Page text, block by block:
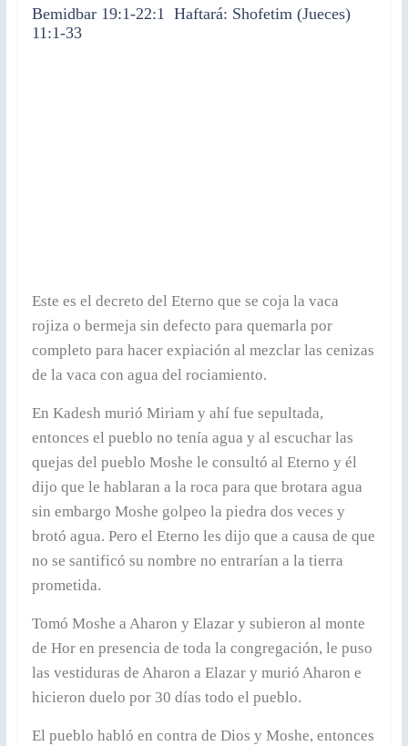
Bemidbar 19:1-22:1 Haftará: Shofetim (Jueces)
11:1-33
Este es el decreto del Eterno que se coja la vaca
rojiza o bermeja sin defecto para quemarla por
completo para hacer expiación al mezclar las cenizas
de la vaca con agua del rociamiento.
En Kadesh murió Miriam y ahí fue sepultada,
entonces el pueblo no tenía agua y al escuchar las
quejas del pueblo Moshe le consultó al Eterno y él
dijo que le hablaran a la roca para que brotara agua
sin embargo Moshe golpeo la piedra dos veces y
brotó agua. Pero el Eterno les dijo que a causa de que
no se santificó su nombre no entrarían a la tierra
prometida.
Tomó Moshe a Aharon y Elazar y subieron al monte
de Hor en presencia de toda la congregación, le puso
las vestiduras de Aharon a Elazar y murió Aharon e
hicieron duelo por 30 días todo el pueblo.
El pueblo habló en contra de Dios y Moshe, entonces